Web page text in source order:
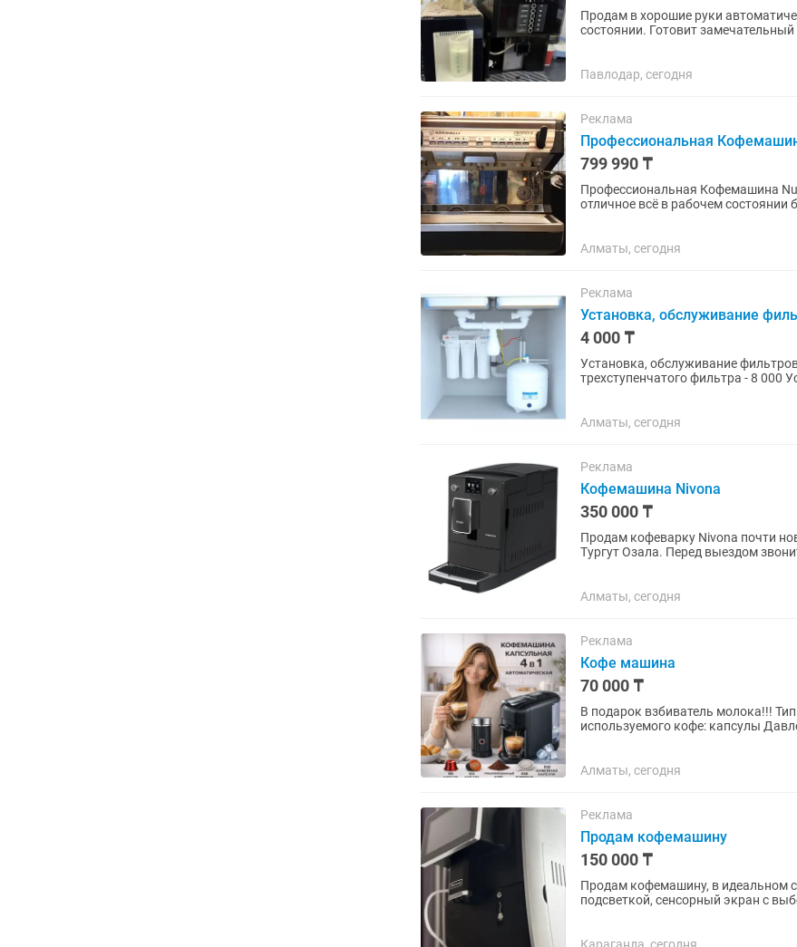
Продам в хорошие руки
состоянии. Готовит
Павлодар, сегодня
Реклама
Профессиональная
799 990 ₸
Профессиональная Кофемашина
отличное всё в рабочем состоянии без торга. Кофемашина NUOVA
Алматы, сегодня
Реклама
Установка, обслуживание
4 000 ₸
Установка, обслуживание фильтров воды. Цены: Выезд и анализ воды - 4
трехступенчатого фильтра - 8 000 Установка фильтра типа осмос -12 000 - 14 000 Замена
Алматы, сегодня
Реклама
Кофемашина Nivona
350 000 ₸
Продам кофеварку Nivona почти
Тургут Озала. Перед выездом
Алматы, сегодня
Реклама
Кофе машина
70 000 ₸
В подарок взбиватель молока!!! Тип: капсульная кофемашина Бренд: Cafelffe Тип
используемого кофе: капсулы Давление помпы: до 19 бар Мощность: около 1400 Вт Объем
Алматы, сегодня
Реклама
Продам кофемашину
150 000 ₸
Продам кофемашину, в идеальном
подсветкой, сенсорный экран с